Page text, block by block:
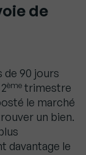
de
de 90 jours
ème trimestre
le marché
un bien.
davantage le